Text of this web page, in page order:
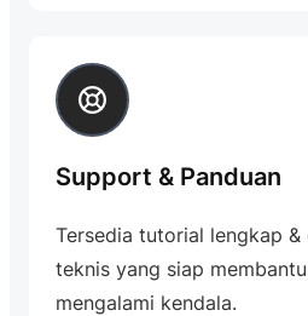
Support & Panduan
Tersedia tutorial lengkap &
teknis yang siap
mengalami kendala.